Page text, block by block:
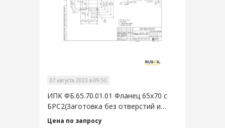
07 августа 2023 в 09:50
ИПК ФБ.65.70.01.01 Фланец 65х70 с
БРС2(Заготовка без отверстий и
резьбы)
Цена по запросу